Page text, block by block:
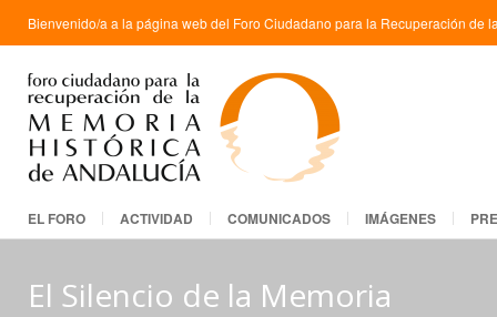
Bienvenido/a a la página web del Foro Ciudadano para la Recuperación de
EL FORO ACTIVIDAD COMUNICADOS IMÁGENES
El Silencio de la Memoria